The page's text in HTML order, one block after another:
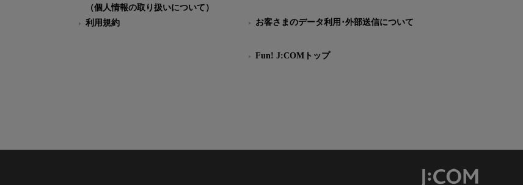
（個人情報の取り扱いについて）
利用規約
お客さまのデータ利用･外部送信について
Fun! J:COMトップ